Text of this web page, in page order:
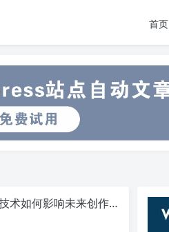
首页
如何影响未来创作方式